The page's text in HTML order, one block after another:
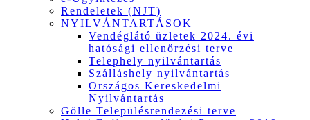
Rendeletek (NJT)
NYILVÁNTARTÁSOK
Vendéglátó üzletek 2024. évi
hatósági ellenőrzési terve
Telephely nyilvántartás
Szálláshely nyilvántartás
Országos Kereskedelmi
Nyilvántartás
Gölle Településrendezési terve